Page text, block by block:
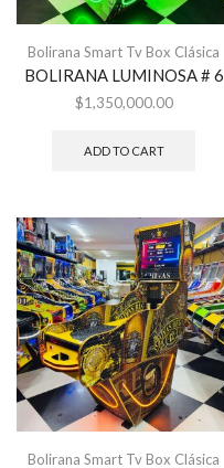
Bolirana Smart Tv Box Clásica
BOLIRANA LUMINOSA # 6
$1,350,000.00
ADD TO CART
Bolirana Smart Tv Box Clásica